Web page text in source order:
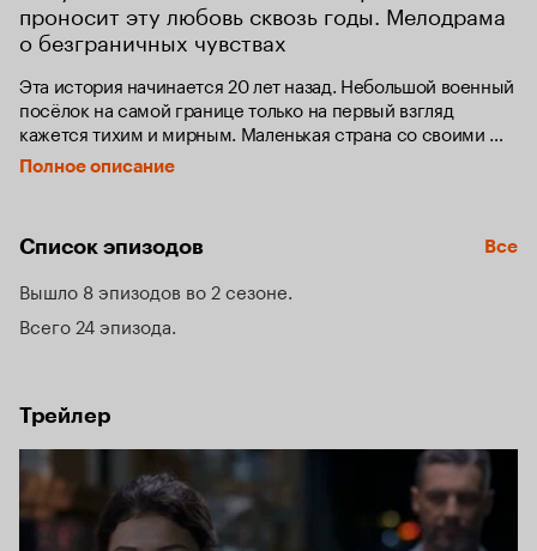
проносит эту любовь сквозь годы. Мелодрама
о безграничных чувствах
Эта история начинается 20 лет назад. Небольшой военный
посёлок на самой границе только на первый взгляд
кажется тихим и мирным. Маленькая страна со своими
правилами, где есть место страсти, любви, верности и
измене. Перед героями стоят трудные решения и роковые
Полное описание
Список эпизодов Все
Вышло 8 эпизодов во 2 сезоне
Всего 24 эпизода
Трейлер